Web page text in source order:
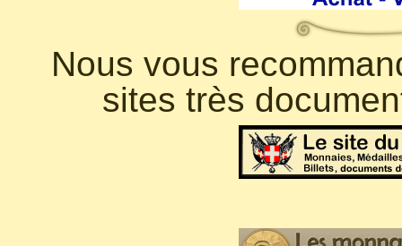
Nous vous
sites très